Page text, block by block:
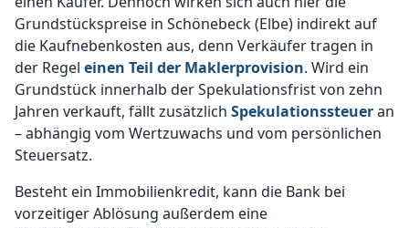
Grundstückspreise in Schönebeck (Elbe) indirekt auf
die Kaufnebenkosten aus, denn Verkäufer tragen in
der Regel einen Teil der Maklerprovision. Wird ein
Grundstück innerhalb der Spekulationsfrist von zehn
Jahren verkauft, fällt zusätzlich Spekulationssteueran
– abhängig vom Wertzuwachs und vom persönlichen
Steuersatz.
Besteht ein Immobilienkredit, kann die Bank bei
vorzeitiger Ablösung außerdem eine